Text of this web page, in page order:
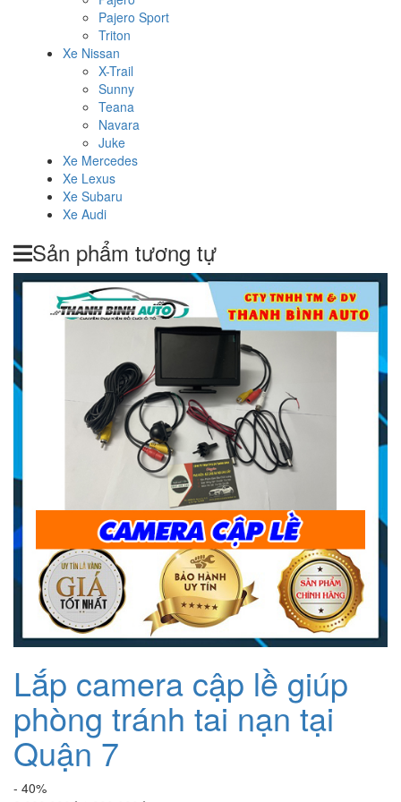
Pajero Sport
Triton
Xe Nissan
X-Trail
Sunny
Teana
Navara
Juke
Xe Mercedes
Xe Lexus
Xe Subaru
Xe Audi
Sản phẩm tương tự
Lắp camera cập lề giúp
phòng tránh tai nạn tại
Quận 7
- 40%